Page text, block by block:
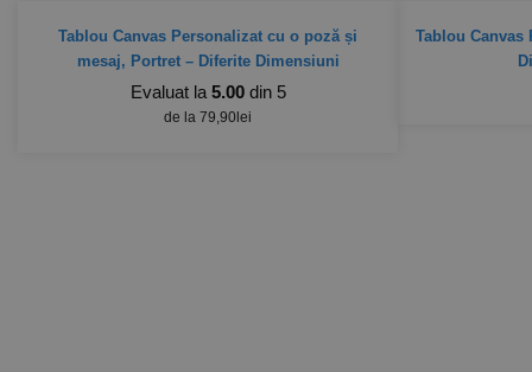
Tablou Canvas Personalizat cu o poză și
mesaj, Portret – Diferite Dimensiuni
Evaluat la 5.00din 5
de la 79,90lei
Tablou Canvas